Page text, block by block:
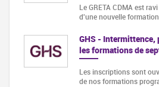
Le GRETA CDMA est
d'une nouvelle formation
GHS - Intermittence,
les formations de
Les inscriptions sont
de nos formations